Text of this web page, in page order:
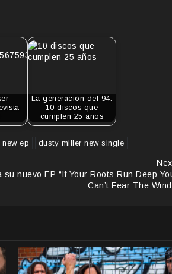
La generación del 94:
10 discos que
cumplen 25 años
ep dusty miller new single
nuevo EP “If Your Roots Run Deep
Can’t Fear The